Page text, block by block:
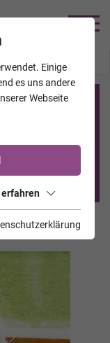
registriert?
<<
Einige
es uns andere
Webseite
erfahren
VERSTORBENE